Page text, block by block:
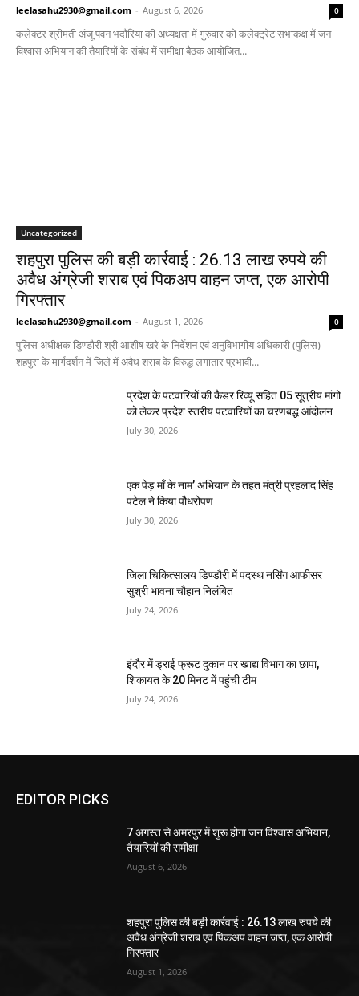
leelasahu2930@gmail.com - August 6, 2026 0
कलेक्टर श्रीमती अंजू पवन भदौरिया की अध्यक्षता में गुरुवार को कलेक्ट्रेट सभाकक्ष में जन
विश्वास अभियान की तैयारियों के संबंध में समीक्षा बैठक आयोजित...
Uncategorized
शहपुरा पुलिस की बड़ी कार्रवाई : 26.13 लाख रुपये की
अवैध अंग्रेजी शराब एवं पिकअप वाहन जप्त, एक आरोपी
गिरफ्तार
leelasahu2930@gmail.com - August 1, 2026 0
पुलिस अधीक्षक डिण्डौरी श्री आशीष खरे के निर्देशन एवं अनुविभागीय अधिकारी (पुलिस)
शहपुरा के मार्गदर्शन में जिले में अवैध शराब के विरुद्ध लगातार प्रभावी...
प्रदेश के पटवारियों की कैडर रिव्यू सहित 05 सूत्रीय मांगो
को लेकर प्रदेश स्तरीय पटवारियों का चरणबद्ध आंदोलन
July 30, 2026
एक पेड़ माँ के नाम’ अभियान के तहत मंत्री प्रहलाद सिंह
पटेल ने किया पौधरोपण
July 30, 2026
जिला चिकित्सालय डिण्डौरी में पदस्थ नर्सिंग आफीसर
सुश्री भावना चौहान निलंबित
July 24, 2026
इंदौर में ड्राई फ्रूट दुकान पर खाद्य विभाग का छापा,
शिकायत के 20 मिनट में पहुंची टीम
July 24, 2026
EDITOR PICKS
7 अगस्त से अमरपुर में शुरू होगा जन विश्वास अभियान,
तैयारियों की समीक्षा
August 6, 2026
शहपुरा पुलिस की बड़ी कार्रवाई : 26.13 लाख रुपये की
अवैध अंग्रेजी शराब एवं पिकअप वाहन जप्त, एक आरोपी
गिरफ्तार
August 1, 2026